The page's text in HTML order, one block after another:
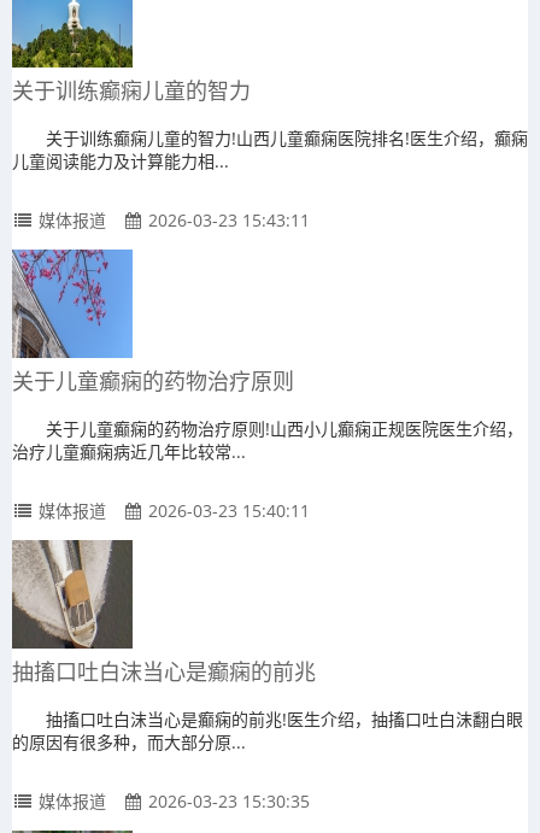
关于训练癫痫儿童的智力
关于训练癫痫儿童的智力!山西儿童癫痫医院排名!医生介绍，癫痫
儿童阅读能力及计算能力相...
媒体报道 2026-03-23 15:43:11
关于儿童癫痫的药物治疗原则
关于儿童癫痫的药物治疗原则!山西小儿癫痫正规医院医生介绍，
治疗儿童癫痫病近几年比较常...
媒体报道 2026-03-23 15:40:11
抽搐口吐白沫当心是癫痫的前兆
抽搐口吐白沫当心是癫痫的前兆!医生介绍，抽搐口吐白沫翻白眼
的原因有很多种，而大部分原...
媒体报道 2026-03-23 15:30:35